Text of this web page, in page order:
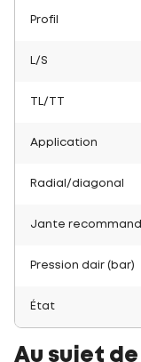
Profil
L/S
TL/TT
Application
Radial/diagonal
Jante
Pression dair (bar)
État
Au sujet